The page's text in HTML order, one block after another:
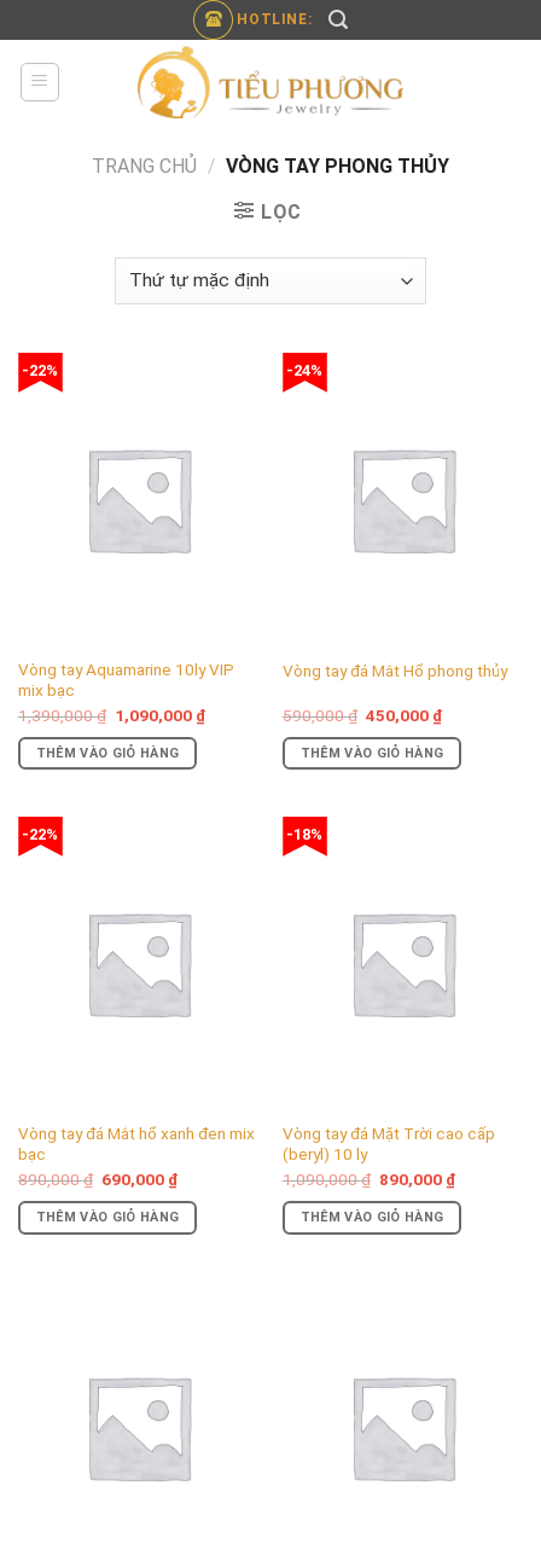
to
content
HOTLINE:
TRANG CHỦ / VÒNG TAY PHONG THỦY
LỌC
-22%
Vòng tay Aquamarine 10ly VIP
mix bạc
1,390,000₫ Giá
gốc
là:
1,390,000 ₫.
1,090,000 ₫Giá
hiện
THÊM VÀO GIỎ HÀNG
-24%
Vòng tay đá Mắt Hổ phong thủy
590,000₫ Giá
là:
590,000 ₫.
450,000 ₫Giá
hiện
tại
là:
THÊM VÀO GIỎ HÀNG
-22%
Vòng tay đá Mắt hổ xanh đen mix
bạc
890,000₫ Giá
là:
890,000 ₫.
690,000 ₫Giá
hiện
tại
là:
690,000 ₫.
THÊM VÀO GIỎ HÀNG
-18%
Vòng tay đá Mặt Trời cao cấp
(beryl) 10 ly
1,090,000₫ Giá
là:
1,090,000 ₫.
890,000 ₫Giá
hiện
tại
là:
890,000 ₫.
THÊM VÀO GIỎ HÀNG